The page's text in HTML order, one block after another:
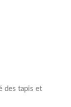
des tapis et